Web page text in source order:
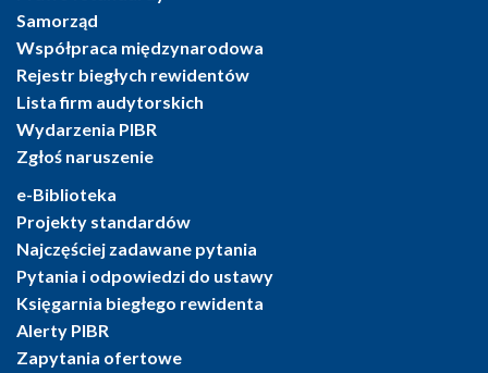
Samorząd
Współpraca międzynarodowa
Rejestr biegłych rewidentów
Lista firm audytorskich
Wydarzenia PIBR
Zgłoś naruszenie
e-Biblioteka
Projekty standardów
Najczęściej zadawane pytania
Pytania i odpowiedzi do ustawy
Księgarnia biegłego rewidenta
Alerty PIBR
Zapytania ofertowe